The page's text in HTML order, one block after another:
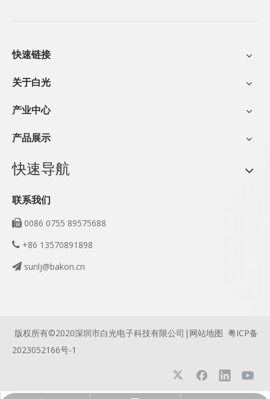
快速链接
关于白光
产业中心
产品展示
快速导航
联系我们
 0086 0755 89575688
 +86 13570891898
 sunlj@bakon.cn
版权所有©2020深圳市白光电子科技有限公司| 网站地图 粤ICP备
2023052166号-1